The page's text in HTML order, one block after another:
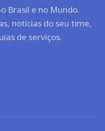
Brasil e no Mundo.
notícias do seu time,
de serviços.